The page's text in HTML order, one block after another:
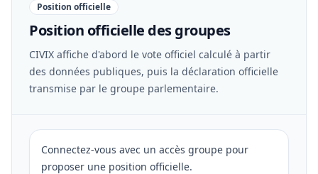
Position officielle
Position officielle des groupes
CIVIX affiche d'abord le vote officiel calculé à partir
des données publiques, puis la déclaration officielle
transmise par le groupe parlementaire.
Connectez-vous avec un accès groupe pour
proposer une position officielle.